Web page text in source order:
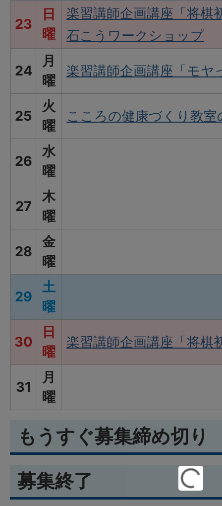
23
日
曜
楽習講師企画講座「将棋
石こうワークショップ
24
月
曜
楽習講師企画講座「モヤ
25
火
曜
こころの健康づくり教
26
水
曜
27
木
曜
28
金
曜
29
土
曜
30
日
曜
楽習講師企画講座「将棋
31
月
曜
もうすぐ募集締め切り
募集終了